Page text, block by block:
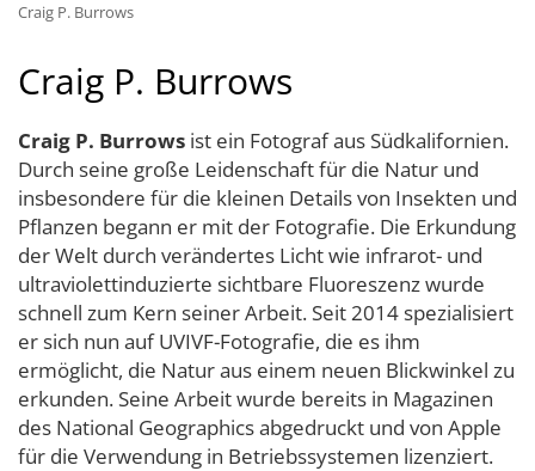
Craig P. Burrows
Craig P. Burrows
Craig P. Burrows ist ein Fotograf aus Südkalifornien.
Durch seine große Leidenschaft für die Natur und
insbesondere für die kleinen Details von Insekten und
Pflanzen begann er mit der Fotografie. Die Erkundung
der Welt durch verändertes Licht wie infrarot- und
ultraviolettinduzierte sichtbare Fluoreszenz wurde
schnell zum Kern seiner Arbeit. Seit 2014 spezialisiert
er sich nun auf UVIVF-Fotografie, die es ihm
ermöglicht, die Natur aus einem neuen Blickwinkel zu
erkunden. Seine Arbeit wurde bereits in Magazinen
des National Geographics abgedruckt und von Apple
für die Verwendung in Betriebssystemen lizenziert.